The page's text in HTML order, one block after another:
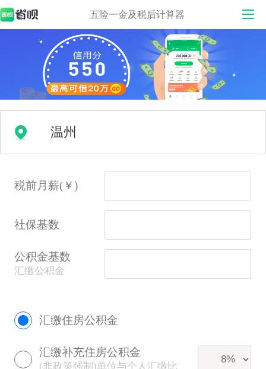
五险一金及税后计算器
税前月薪(￥)
社保基数
公积金基数
汇缴公积金
汇缴住房公积金
汇缴补充住房公积金
(非政策强制)单位与个人汇缴比